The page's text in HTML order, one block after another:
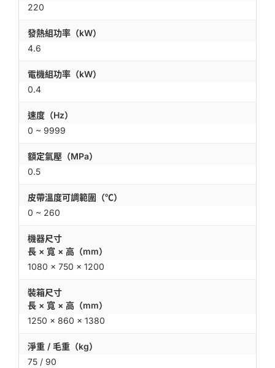
220
發熱組功率（kW）
4.6
電機組功率（kW）
0.4
速度（Hz）
0 ~ 9999
額定氣壓（MPa）
0.5
皮帶溫度可調範圍（℃）
0 ~ 260
機器尺寸
長 × 寬 × 高（mm）
1080 × 750 × 1200
裝箱尺寸
長 × 寬 × 高（mm）
1250 × 860 × 1380
淨重 / 毛重（kg）
75 / 90